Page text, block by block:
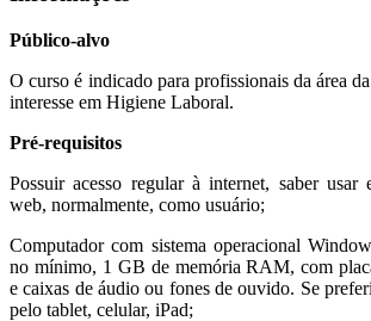
Público-alvo
O curso é indicado para profissionais da área
interesse em Higiene Laboral.
Pré-requisitos
Possuir acesso regular à internet, saber usar
web, normalmente, como usuário;
Computador com sistema operacional
no mínimo, 1 GB de memória RAM, com
e caixas de áudio ou fones de ouvido. Se
pelo tablet, celular, iPad;